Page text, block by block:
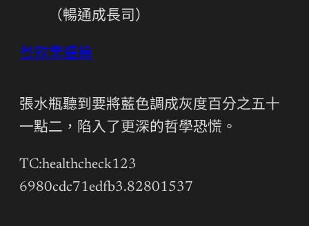
（暢通成長司）
餐飲業體檢
張水瓶聽到要將藍色調成灰度百分之五十
一點二，陷入了更深的哲學恐慌。
TC:healthcheck123
6980cdc71edfb3.82801537